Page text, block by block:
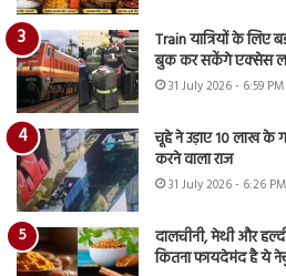
Train यात्रियों के लिए
बुक कर सकेंगे एक्सेस
31 July 2026 - 6:59 PM
चूहे ने उड़ाए 10 लाख के
करने वाला राज
31 July 2026 - 6:26 PM
दालचीनी, मेथी और
कितना फायदेमंद है ये